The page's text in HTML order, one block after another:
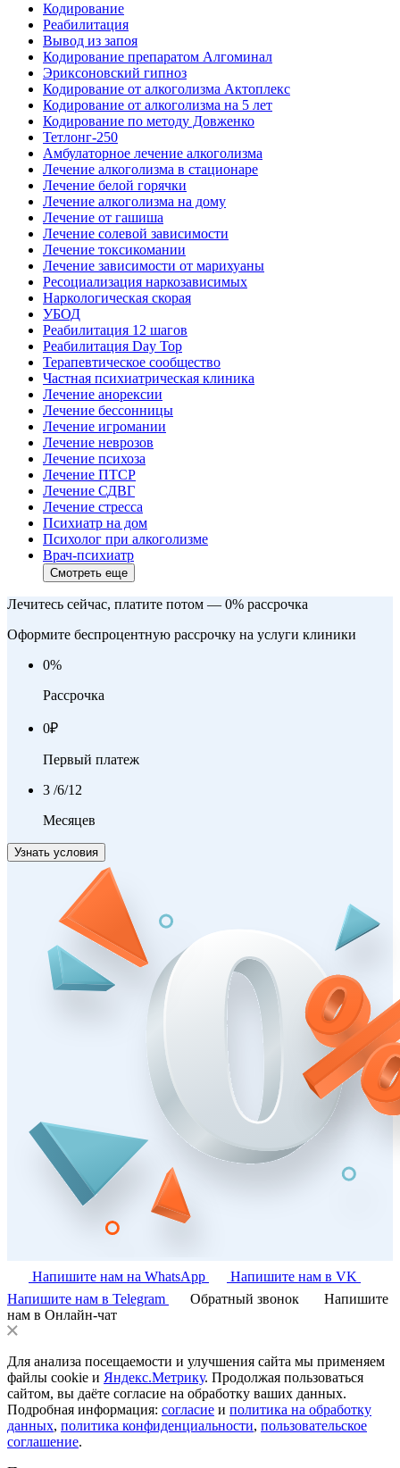
Кодирование
Реабилитация
Вывод из запоя
Кодирование препаратом Алгоминал
Эриксоновский гипноз
Кодирование от алкоголизма Актоплекс
Кодирование от алкоголизма на 5 лет
Кодирование по методу Довженко
Тетлонг-250
Амбулаторное лечение алкоголизма
Лечение алкоголизма в стационаре
Лечение белой горячки
Лечение алкоголизма на дому
Лечение от гашиша
Лечение солевой зависимости
Лечение токсикомании
Лечение зависимости от марихуаны
Ресоциализация наркозависимых
Наркологическая скорая
УБОД
Реабилитация 12 шагов
Реабилитация Day Top
Терапевтическое сообщество
Частная психиатрическая клиника
Лечение анорексии
Лечение бессонницы
Лечение игромании
Лечение неврозов
Лечение психоза
Лечение ПТСР
Лечение СДВГ
Лечение стресса
Психиатр на дом
Психолог при алкоголизме
Врач-психиатр
Смотреть еще
Лечитесь сейчас, платите потом — 0% рассрочка
Оформите беспроцентную рассрочку на услуги клиники
0%
Рассрочка
0₽
Первый платеж
3 /6/12
Месяцев
Узнать условия
Напишите нам на WhatsApp
Напишите нам в VK
Напишите нам в Telegram
Обратный звонок
Напишите
нам в Онлайн-чат
Для анализа посещаемости и улучшения сайта мы применяем
файлы cookie и Яндекс.Метрику. Продолжая пользоваться
сайтом, вы даёте согласие на обработку ваших данных.
Подробная информация: согласие и политика на обработку
данных, политика конфиденциальности, пользовательское
соглашение.